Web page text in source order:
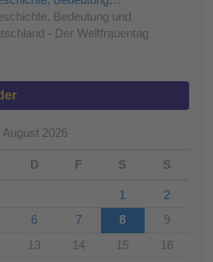
Bedeutung und
- Der Weltfrauentag
August 2026
D F S S
1
2
6 7 8
9
13 14 15
16